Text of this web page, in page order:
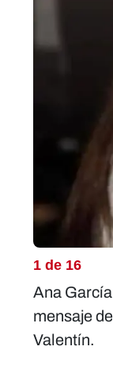
1 de 16
Ana
mensaje
Valentín.